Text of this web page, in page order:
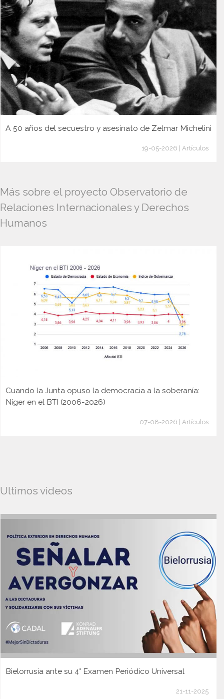
A 50 años del secuestro y asesinato de Zelmar Michelini
19-05-2026 | Artículos
Más sobre el proyecto Observatorio de
Relaciones Internacionales y Derechos
Humanos
Cuando la Junta opuso la democracia a la soberanía:
Níger en el BTI (2006-2026)
07-08-2026 | Artículos
Ultimos videos
Bielorrusia ante su 4° Examen Periódico Universal
21-11-2025